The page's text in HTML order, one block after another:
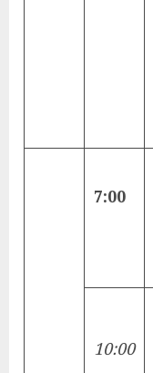
7:00
10:00